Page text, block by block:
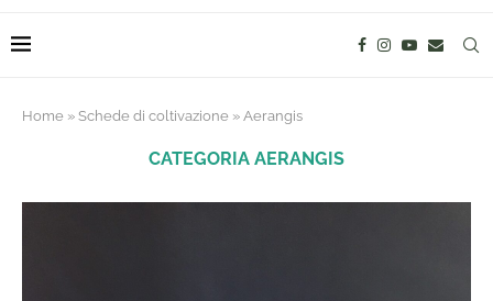
Home » Schede di coltivazione » Aerangis
CATEGORIA AERANGIS